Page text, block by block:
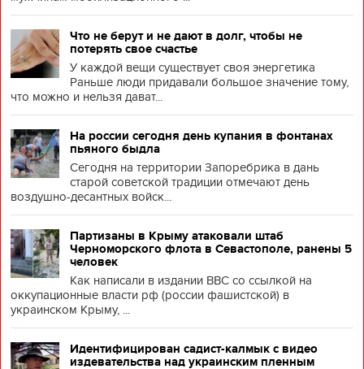
Что не берут и не дают в долг, чтобы не
потерять свое счастье
У каждой вещи существует своя энергетика
Раньше люди придавали большое значение тому,
что можно и нельзя дават...
На россии сегодня день купания в фонтанах
пьяного быдла
Сегодня на территории Запоребрика в дань
старой советской традиции отмечают день
воздушно-десантных войск...
Партизаны в Крыму атаковали штаб
Черноморского флота в Севастополе, ранены 5
человек
Как написали в издании BBC со ссылкой на
оккупационные власти рф (россии фашистской) в
украинском Крыму, ...
Идентифицирован садист-калмык с видео
издевательства над украинским пленным